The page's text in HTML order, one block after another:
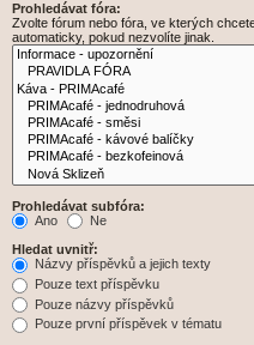
Prohledávat fóra:
Zvolte fórum nebo fóra, ve kterých
automaticky, pokud nezvolíte jinak.
Prohledávat subfóra:
Ano
Ne
Hledat uvnitř:
Názvy příspěvků a jejich texty
Pouze text příspěvku
Pouze názvy příspěvků
Pouze první příspěvek v tématu